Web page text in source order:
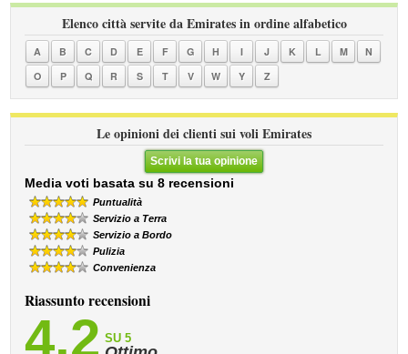
Elenco città servite da Emirates in ordine alfabetico
A B C D E F G H I J K L M
N
O
P Q R S T V W Y Z
Le opinioni dei clienti sui voli Emirates
Scrivi la tua opinione
Media voti basata su 8 recensioni
Puntualità
Servizio a Terra
Servizio a Bordo
Pulizia
Convenienza
Riassunto recensioni
4,2 SU 5